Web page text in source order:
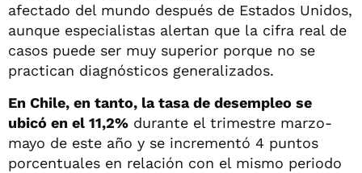
afectado del mundo después de Estados Unidos,
aunque especialistas alertan que la cifra real de
casos puede ser muy superior porque no se
practican diagnósticos generalizados.
En Chile, en tanto, la tasa de desempleo se
ubicó en el 11,2% durante el trimestre marzo-
mayo de este año y se incrementó 4 puntos
porcentuales en relación con el mismo periodo